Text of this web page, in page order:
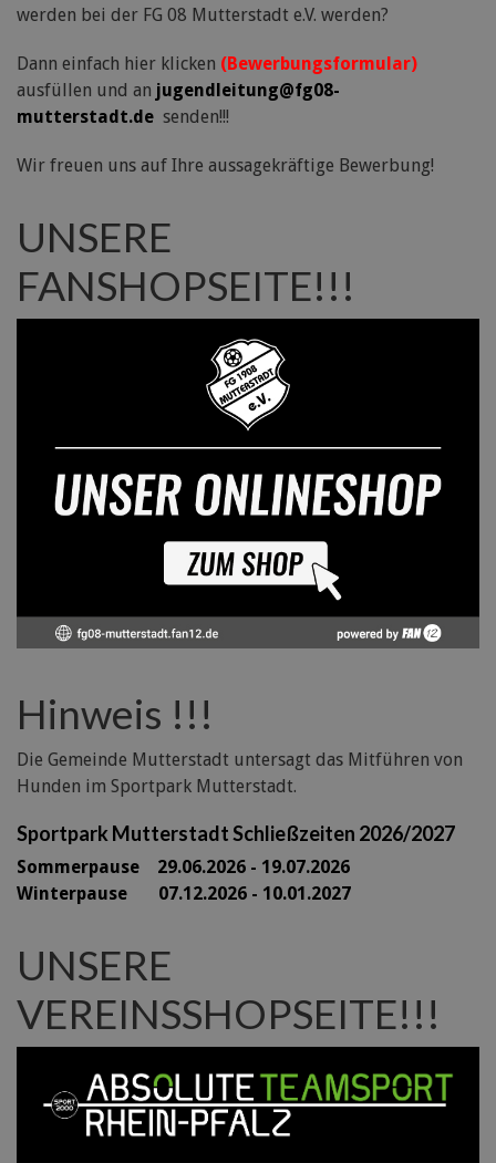
werden bei der FG 08 Mutterstadt e.V. werden?
Dann einfach hier klicken (Bewerbungsformular)
ausfüllen und an jugendleitung@fg08-
mutterstadt.de senden!!!
Wir freuen uns auf Ihre aussagekräftige Bewerbung!
UNSERE
FANSHOPSEITE!!!
Hinweis !!!
Die Gemeinde Mutterstadt untersagt das Mitführen von
Hunden im Sportpark Mutterstadt.
Sportpark Mutterstadt Schließzeiten 2026/2027
Sommerpause 29.06.2026 - 19.07.2026
Winterpause 07.12.2026 - 10.01.2027
UNSERE
VEREINSSHOPSEITE!!!